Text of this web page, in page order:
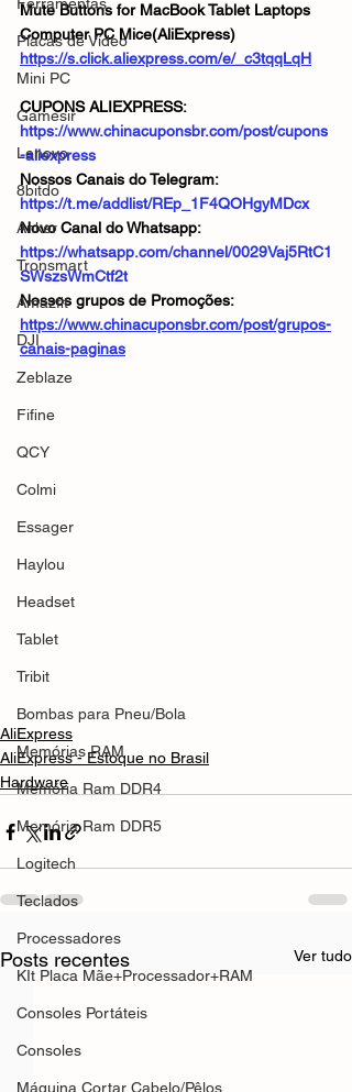
Placas de Vídeo
Mini PC
Gamesir
Lenovo
8bitdo
Anker
Tronsmart
Amazfit
DJI
Zeblaze
Fifine
QCY
Colmi
Essager
Haylou
Headset
Tablet
Tribit
Bombas para Pneu/Bola
Memórias RAM
Memória Ram DDR4
Memória Ram DDR5
Logitech
Teclados
Processadores
KIt Placa Mãe+Processador+RAM
Consoles Portáteis
Consoles
Máquina Cortar Cabelo/Pêlos
Mute Buttons for MacBook Tablet Laptops
Computer PC Mice(AliExpress)
https://s.click.aliexpress.com/e/_c3tqqLqH
CUPONS ALIEXPRESS:
https://www.chinacuponsbr.com/post/cupons
-aliexpress
Nossos Canais do Telegram:
https://t.me/addlist/REp_1F4QOHgyMDcx
Novo Canal do Whatsapp:
https://whatsapp.com/channel/0029Vaj5RtC1
SWszsWmCtf2t
Nossos grupos de Promoções:
https://www.chinacuponsbr.com/post/grupos-
canais-paginas
AliExpress
AliExpress - Estoque no Brasil
Hardware
Posts recentes Ver tudo